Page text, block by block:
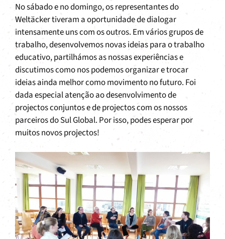
No sábado e no domingo, os representantes do
Weltäcker tiveram a oportunidade de dialogar
intensamente uns com os outros. Em vários grupos de
trabalho, desenvolvemos novas ideias para o trabalho
educativo, partilhámos as nossas experiências e
discutimos como nos podemos organizar e trocar
ideias ainda melhor como movimento no futuro. Foi
dada especial atenção ao desenvolvimento de
projectos conjuntos e de projectos com os nossos
parceiros do Sul Global. Por isso, podes esperar por
muitos novos projectos!